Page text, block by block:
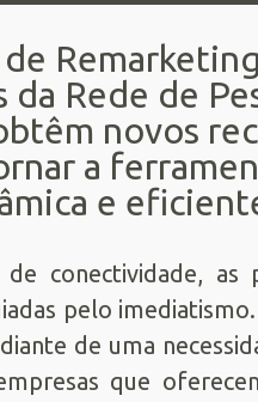
de
da Rede de
novos
a
e
conectividade, as
pelo imediatismo.
de uma
que